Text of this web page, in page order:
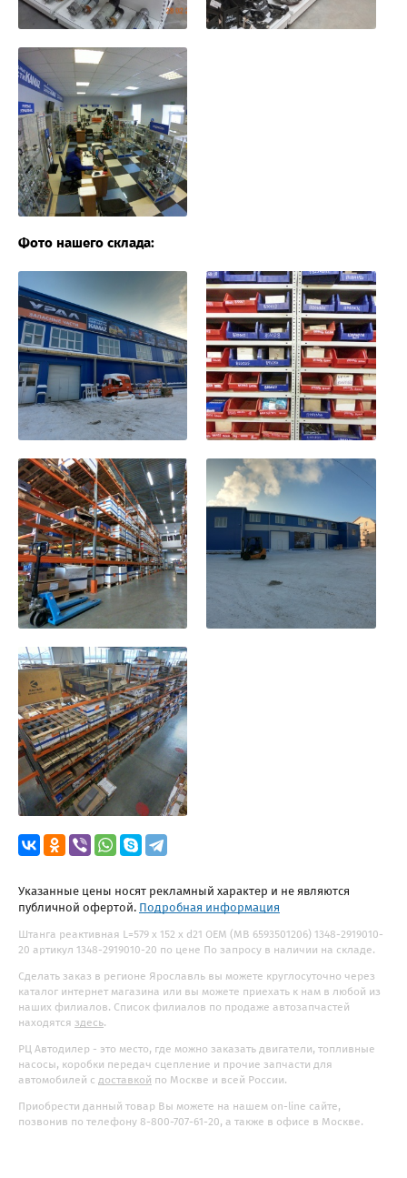
Фото нашего склада:
Указанные цены носят рекламный характер и не являются
публичной офертой. Подробная информация
Штанга реактивная L=579 x 152 x d21 OEM (MB 6593501206) 1348-2919010-
20 артикул 1348-2919010-20 по цене По запросу в наличии на складе.
Сделать заказ в регионе Ярославль вы можете круглосуточно через
каталог интернет магазина или вы можете приехать к нам в любой из
наших филиалов. Список филиалов по продаже автозапчастей
находятся здесь.
РЦ Автодилер - это место, где можно заказать двигатели, топливные
насосы, коробки передач сцепление и прочие запчасти для
автомобилей с доставкой по Москве и всей России.
Приобрести данный товар Вы можете на нашем on-line сайте,
позвонив по телефону 8-800-707-61-20, а также в офисе в Москве.